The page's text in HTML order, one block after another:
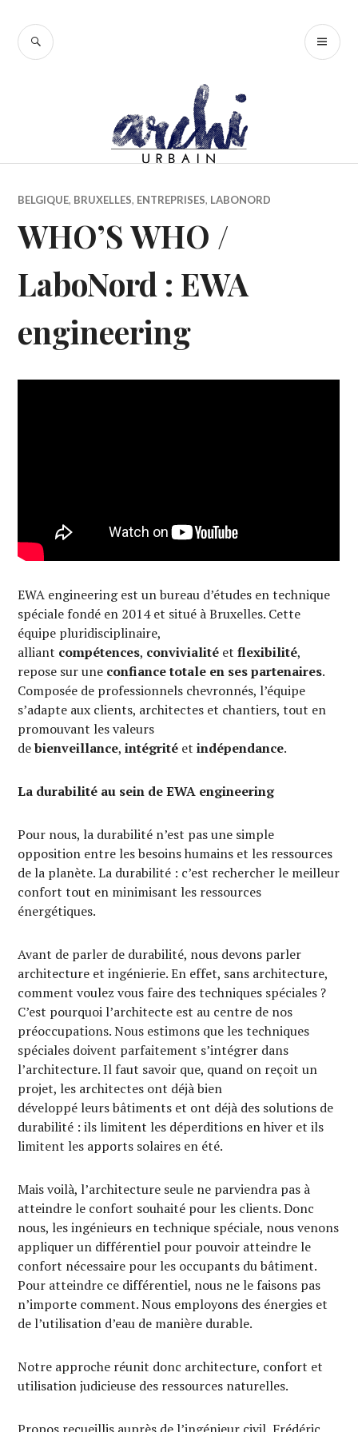
contenu
RECHERCHE
BELGIQUE, BRUXELLES, ENTREPRISES, LABONORD
WHO’S WHO /
LaboNord : EWA
engineering
EWA engineering est un bureau d’études en technique
spéciale fondé en 2014 et situé à Bruxelles. Cette
équipe pluridisciplinaire,
alliant compétences, convivialité etflexibilité,
repose sur une confiance totale en ses partenaires.
Composée de professionnels chevronnés, l’équipe
s’adapte aux clients, architectes et chantiers, tout en
promouvant les valeurs
debienveillance,intégrité etindépendance.
La durabilité au sein de EWA engineering
Pour nous, la durabilité n’est pas une simple
opposition entre les besoins humains et les ressources
de la planète. La durabilité : c’est rechercher le meilleur
confort tout en minimisant les ressources
énergétiques.
Avant de parler de durabilité, nous devons parler
architecture et ingénierie. En effet, sans architecture,
comment voulez vous faire des techniques spéciales ?
C’est pourquoi l’architecte est au centre de nos
préoccupations. Nous estimons que les techniques
spéciales doivent parfaitement s’intégrer dans
l’architecture. Il faut savoir que, quand on reçoit un
projet, les architectes ont déjà bien
développé leurs bâtiments et ont déjà des solutions de
durabilité : ils limitent les déperditions en hiver et ils
limitent les apports solaires en été.
Mais voilà, l’architecture seule ne parviendra pas à
atteindre le confort souhaité pour les clients. Donc
nous, les ingénieurs en technique spéciale, nous venons
appliquer un différentiel pour pouvoir atteindre le
confort nécessaire pour les occupants du bâtiment.
Pour atteindre ce différentiel, nous ne le faisons pas
n’importe comment. Nous employons des énergies et
de l’utilisation d’eau de manière durable.
Notre approche réunit donc architecture, confort et
utilisation judicieuse des ressources naturelles.